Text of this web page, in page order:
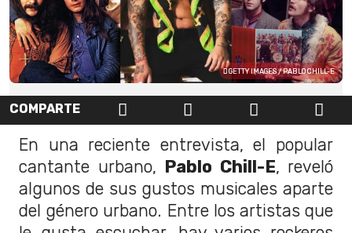
GETTY IMAGES / PABLO CHILL-E
COMPARTE
En una reciente entrevista, el popular
cantante urbano, Pablo Chill-E, reveló
algunos de sus gustos musicales aparte
del género urbano. Entre los artistas que